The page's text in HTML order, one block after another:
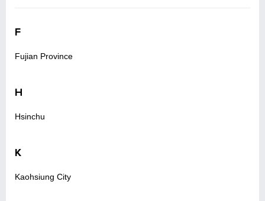
F
Fujian Province
H
Hsinchu
K
Kaohsiung City